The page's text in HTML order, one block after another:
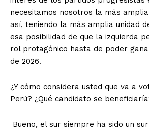
necesitamos nosotros la más
así, teniendo la más amplia unidad
esa posibilidad de que la izquierda
rol protagónico hasta de poder
de 2026.
¿Y cómo considera usted que va a
Perú? ¿Qué candidato se
Bueno, el sur siempre ha sido un